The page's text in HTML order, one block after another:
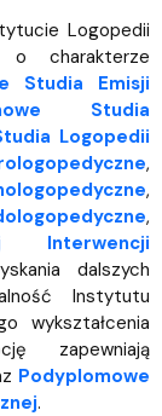
Logopedii
o charakterze
Studia Emisji
Studia
Logopedii
,
,
,
Interwencji
dalszych
Instytutu
wykształcenia
zapewniają
Podyplomowe
.